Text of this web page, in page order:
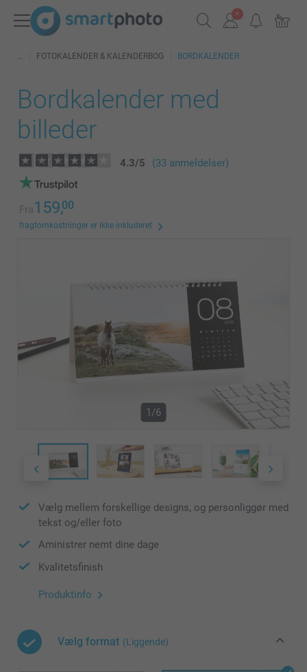
FOTOKALENDER & KALENDERBOG BORDKALENDER
Bordkalender med
billeder
4.3/5 (33 anmeldelser)
Fra159,00
fragtomkostninger er ikke inkluderet
1/6
Vælg mellem forskellige designs, og personliggør med
tekst og/eller foto
Aministrer nemt dine dage
Kvalitetsfinish
Produktinfo
Vælg format (Liggende)